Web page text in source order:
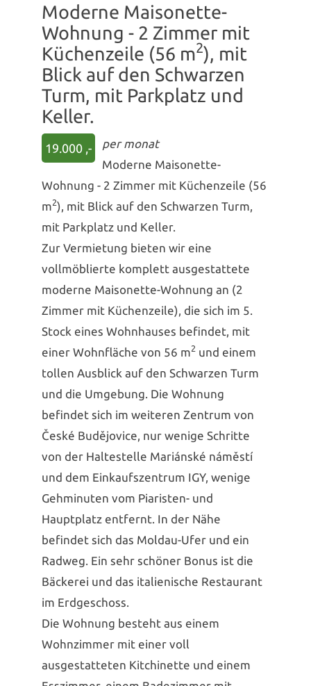
Moderne Maisonette-
Wohnung - 2 Zimmer mit
Küchenzeile (56 m2), mit
Blick auf den Schwarzen
Turm, mit Parkplatz und
Keller.
19.000 ,-
per monat
Moderne Maisonette-
Wohnung - 2 Zimmer mit Küchenzeile (56
m2), mit Blick auf den Schwarzen Turm,
mit Parkplatz und Keller.
Zur Vermietung bieten wir eine
vollmöblierte komplett ausgestattete
moderne Maisonette-Wohnung an (2
Zimmer mit Küchenzeile), die sich im 5.
Stock eines Wohnhauses befindet, mit
einer Wohnfläche von 56 m2 und einem
tollen Ausblick auf den Schwarzen Turm
und die Umgebung. Die Wohnung
befindet sich im weiteren Zentrum von
České Budějovice, nur wenige Schritte
von der Haltestelle Mariánské náměstí
und dem Einkaufszentrum IGY, wenige
Gehminuten vom Piaristen- und
Hauptplatz entfernt. In der Nähe
befindet sich das Moldau-Ufer und ein
Radweg. Ein sehr schöner Bonus ist die
Bäckerei und das italienische Restaurant
im Erdgeschoss.
Die Wohnung besteht aus einem
Wohnzimmer mit einer voll
ausgestatteten Kitchinette und einem